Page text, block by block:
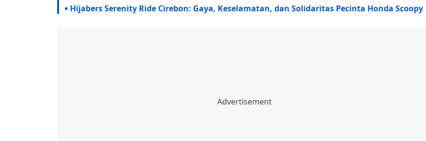
Hijabers Serenity Ride Cirebon: Gaya, Keselamatan, dan Solidaritas Pecinta Honda Scoopy